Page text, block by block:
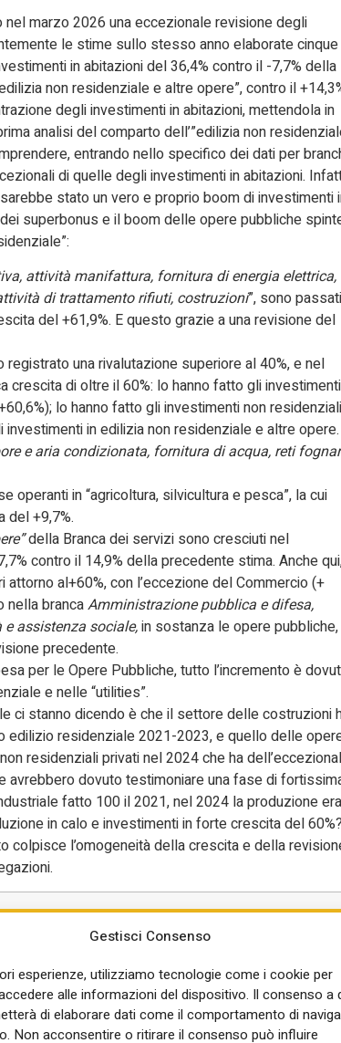
Gestisci Consenso
esperienze, utilizziamo tecnologie come i cookie per
alle informazioni del dispositivo. Il consenso a
di elaborare dati come il comportamento di
Non acconsentire o ritirare il consenso può influire
marzo 2026 una eccezionale revisione degli
le stime sullo stesso anno elaborate cinque
in abitazioni del 36,4% contro il -7,7% della
non residenziale e altre opere”, contro il
degli investimenti in abitazioni, mettendola in
analisi del comparto dell’”edilizia non
entrando nello specifico dei dati per
di quelle degli investimenti in abitazioni.
stato un vero e proprio boom di investimenti
superbonus e il boom delle opere pubbliche
attività manifattura, fornitura di energia elettrica,
di trattamento rifiuti, costruzioni”, sono passati
del +61,9%. E questo grazie a una revisione del
una rivalutazione superiore al 40%, e nel
di oltre il 60%: lo hanno fatto gli
lo hanno fatto gli investimenti non residenziali
in edilizia non residenziale e altre
e aria condizionata, fornitura di acqua, reti
in “agricoltura, silvicultura e pesca”, la cui
del +9,7%.
della Branca dei servizi sono cresciuti nel
contro il 14,9% della precedente stima. Anche
al+60%, con l’eccezione del Commercio (+
nella brancaAmministrazione pubblica e difesa,
assistenza sociale,in sostanza le opere pubbliche,
precedente.
per le Opere Pubbliche, tutto l’incremento è
e nelle “utilities”.
ci stanno dicendo è che il settore delle costruzioni
edilizio residenziale 2021-2023, e quello delle
residenziali privati nel 2024 che ha
dovuto testimoniare una fase di
fatto 100 il 2021, nel 2024 la produzione era
in calo e investimenti in forte crescita del 60%?
l’omogeneità della crescita e della
2024 perBranca di attività economica (ATECO